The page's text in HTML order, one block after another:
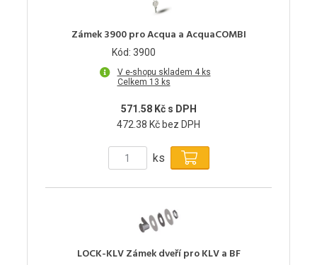
Zámek 3900 pro Acqua a AcquaCOMBI
Kód: 3900
V e-shopu skladem 4 ks
Celkem 13 ks
571.58 Kč s DPH
472.38 Kč bez DPH
ks
LOCK-KLV Zámek dveří pro KLV a BF